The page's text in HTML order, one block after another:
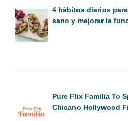
4 hábitos diarios
sano y mejorar la
Pure Flix Familia To
Chicano Hollywood